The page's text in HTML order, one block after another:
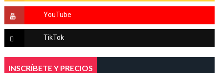
INSCRÍBETE Y PRECIOS